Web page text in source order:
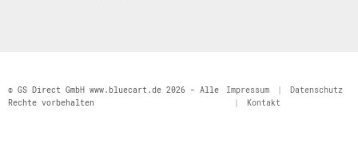
© GS Direct GmbH www.bluecart.de 2026 - Alle
Rechte vorbehalten
Impressum |
Datenschutz
|
Kontakt